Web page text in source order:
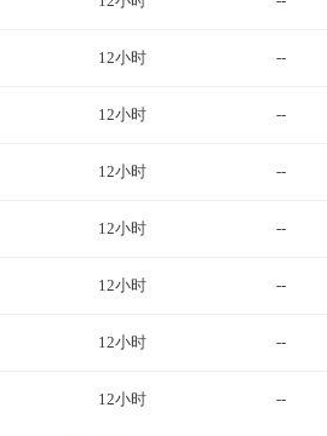
12小时 --
12小时 --
12小时 --
12小时 --
12小时 --
12小时 --
12小时 --